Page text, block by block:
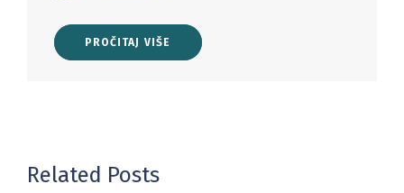
PROČITAJ VIŠE
Related Posts